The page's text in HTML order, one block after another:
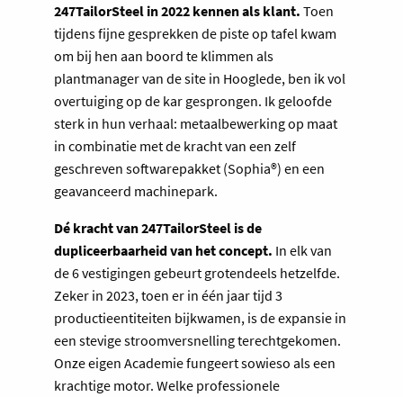
247TailorSteel in 2022 kennen als klant. Toen
tijdens fijne gesprekken de piste op tafel kwam
om bij hen aan boord te klimmen als
plantmanager van de site in Hooglede, ben ik vol
overtuiging op de kar gesprongen. Ik geloofde
sterk in hun verhaal: metaalbewerking op maat
in combinatie met de kracht van een zelf
geschreven softwarepakket (Sophia®) en een
geavanceerd machinepark.
Dé kracht van 247TailorSteel is de
dupliceerbaarheid van het concept. In elk van
de 6 vestigingen gebeurt grotendeels hetzelfde.
Zeker in 2023, toen er in één jaar tijd 3
productieentiteiten bijkwamen, is de expansie in
een stevige stroomversnelling terechtgekomen.
Onze eigen Academie fungeert sowieso als een
krachtige motor. Welke professionele